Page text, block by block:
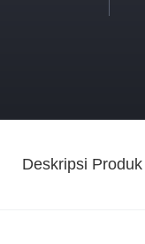
Deskripsi Produk